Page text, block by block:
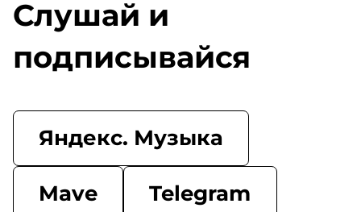
Слушай и
подписывайся
Яндекс. Музыка
Mave Telegram